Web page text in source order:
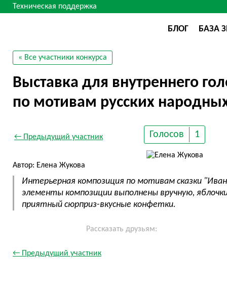
Техническая поддержка
БЛОГ БАЗА
« Все участники конкурса
Выставка для внутреннего
по мотивам русских
← Предыдущий участник Голосов 1
Автор: Елена Жукова
Интерьерная композиция по мотивам сказки
элементы композиции выполнены вручную,
приятный сюрприз-вкусные конфетки.
Рассказать друзьям:
← Предыдущий участник